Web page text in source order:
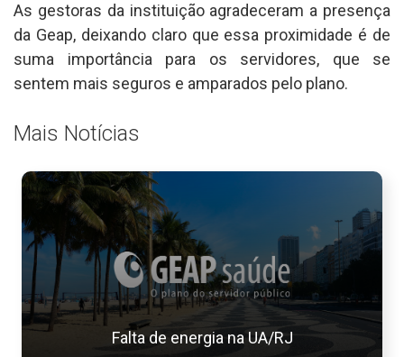
As gestoras da instituição agradeceram a presença
da Geap, deixando claro que essa proximidade é de
suma importância para os servidores, que se
sentem mais seguros e amparados pelo plano.
Mais Notícias
Falta de energia na UA/RJ